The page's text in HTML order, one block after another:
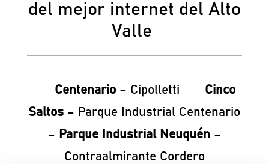
del mejor internet del Alto
Valle
Centenario – Cipolletti
Cinco
Saltos – Parque Industrial Centenario
– Parque Industrial Neuquén –
Contraalmirante Cordero